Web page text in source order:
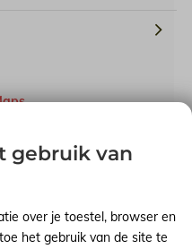
gebruik van
over je toestel, browser en
het gebruik van de site te